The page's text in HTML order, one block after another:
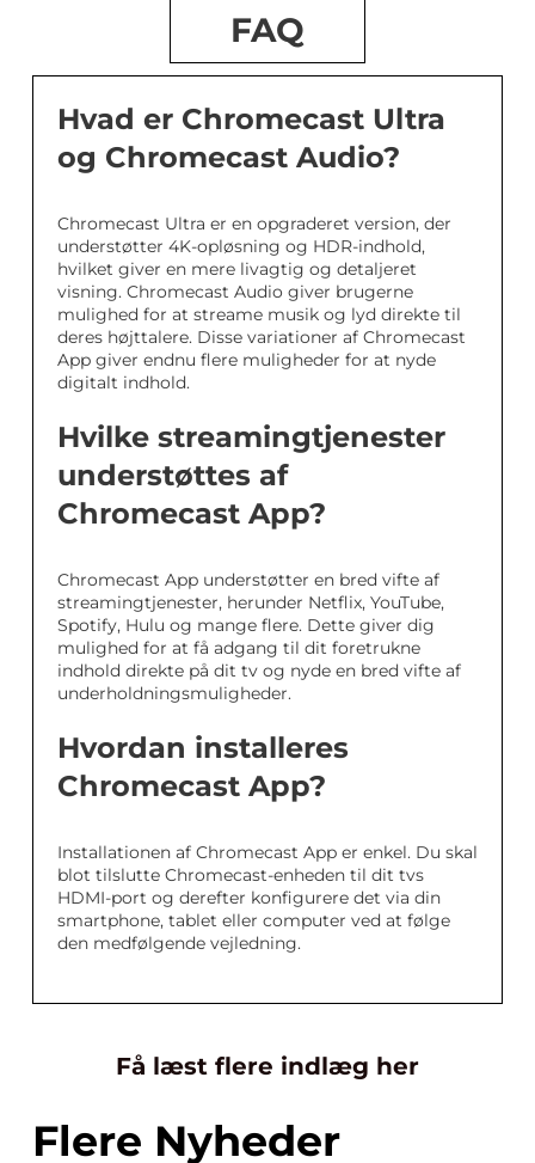
FAQ
Hvad er Chromecast Ultra
og Chromecast Audio?
Chromecast Ultra er en opgraderet version, der
understøtter 4K-opløsning og HDR-indhold,
hvilket giver en mere livagtig og detaljeret
visning. Chromecast Audio giver brugerne
mulighed for at streame musik og lyd direkte til
deres højttalere. Disse variationer af Chromecast
App giver endnu flere muligheder for at nyde
digitalt indhold.
Hvilke streamingtjenester
understøttes af
Chromecast App?
Chromecast App understøtter en bred vifte af
streamingtjenester, herunder Netflix, YouTube,
Spotify, Hulu og mange flere. Dette giver dig
mulighed for at få adgang til dit foretrukne
indhold direkte på dit tv og nyde en bred vifte af
underholdningsmuligheder.
Hvordan installeres
Chromecast App?
Installationen af Chromecast App er enkel. Du skal
blot tilslutte Chromecast-enheden til dit tvs
HDMI-port og derefter konfigurere det via din
smartphone, tablet eller computer ved at følge
den medfølgende vejledning.
Få læst flere indlæg her
Flere Nyheder